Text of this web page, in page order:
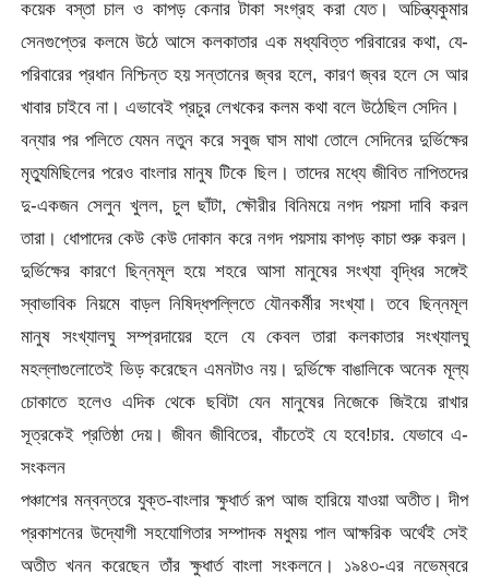
কয়েক বস্তা চাল ও কাপড় কেনার টাকা সংগ্রহ করা যেত। অচিন্ত্যকুমার
সেনগুপ্তের কলমে উঠে আসে কলকাতার এক মধ্যবিত্ত পরিবারের কথা, যে-
পরিবারের প্রধান নিশ্চিন্ত হয় সন্তানের জ্বর হলে, কারণ জ্বর হলে সে আর
খাবার চাইবে না। এভাবেই প্রচুর লেখকের কলম কথা বলে উঠেছিল সেদিন।
বন্যার পর পলিতে যেমন নতুন করে সবুজ ঘাস মাথা তোলে সেদিনের দুর্ভিক্ষের
মৃত্যুমিছিলের পরেও বাংলার মানুষ টিকে ছিল। তাদের মধ্যে জীবিত নাপিতদের
দু-একজন সেলুন খুলল, চুল ছাঁটা, ক্ষৌরীর বিনিময়ে নগদ পয়সা দাবি করল
তারা। ধোপাদের কেউ কেউ দোকান করে নগদ পয়সায় কাপড় কাচা শুরু করল।
দুর্ভিক্ষের কারণে ছিন্নমূল হয়ে শহরে আসা মানুষের সংখ্যা বৃদ্ধির সঙ্গেই
স্বাভাবিক নিয়মে বাড়ল নিষিদ্ধপল্লিতে যৌনকর্মীর সংখ্যা। তবে ছিন্নমূল
মানুষ সংখ্যালঘু সম্প্রদায়ের হলে যে কেবল তারা কলকাতার সংখ্যালঘু
মহল্লাগুলোতেই ভিড় করেছেন এমনটাও নয়। দুর্ভিক্ষে বাঙালিকে অনেক মূল্য
চোকাতে হলেও এদিক থেকে ছবিটা যেন মানুষের নিজেকে জিইয়ে রাখার
সূত্রকেই প্রতিষ্ঠা দেয়। জীবন জীবিতের, বাঁচতেই যে হবে!চার. যেভাবে এ-
সংকলন
পঞ্চাশের মন্বন্তরে যুক্ত-বাংলার ক্ষুধার্ত রূপ আজ হারিয়ে যাওয়া অতীত। দীপ
প্রকাশনের উদ্যোগী সহযোগিতার সম্পাদক মধুময় পাল আক্ষরিক অর্থেই সেই
অতীত খনন করেছেন তাঁর ক্ষুধার্ত বাংলা সংকলনে। ১৯৪৩-এর নভেম্বরে